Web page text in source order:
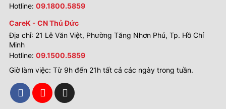
Hotline: 09.1800.5859
CareK - CN Thủ Đức
Địa chỉ: 21 Lê Văn Việt, Phường Tăng Nhơn Phú, Tp. Hồ Chí
Minh
Hotline: 09.1500.5859
Giờ làm việc: Từ 9h đến 21h tất cả các ngày trong tuần.